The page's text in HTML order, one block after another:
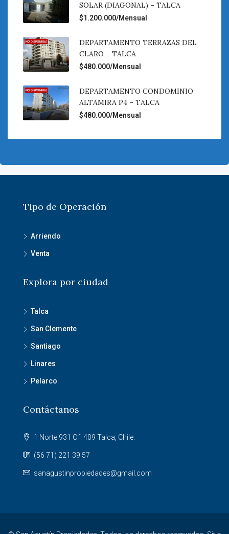
SOLAR (DIAGONAL) – TALCA
$1.200.000/Mensual
DEPARTAMENTO TERRAZAS DEL
CLARO – TALCA
$480.000/Mensual
DEPARTAMENTO CONDOMINIO
ALTAMIRA P4 – TALCA
$480.000/Mensual
Tipo de Operación
Arriendo
Venta
Explora por ciudad
Talca
San Clemente
Santiago
Linares
Pelarco
Contáctanos
1 Norte 931 Of. 409 Talca, Chile.
(56 71) 221 39 57
sanagustinpropiedades@gmail.com